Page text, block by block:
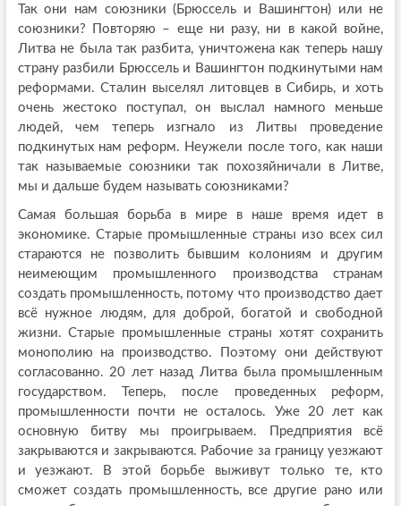
Так они нам союзники (Брюссель и Вашингтон) или не
союзники? Повторяю – еще ни разу, ни в какой войне,
Литва не была так разбита, уничтожена как теперь нашу
страну разбили Брюссель и Вашингтон подкинутыми нам
реформами. Сталин выселял литовцев в Сибирь, и хоть
очень жестоко поступал, он выслал намного меньше
людей, чем теперь изгнало из Литвы проведение
подкинутых нам реформ. Неужели после того, как наши
так называемые союзники так похозяйничали в Литве,
мы и дальше будем называть союзниками?
Самая большая борьба в мире в наше время идет в
экономике. Старые промышленные страны изо всех сил
стараются не позволить бывшим колониям и другим
неимеющим промышленного производства странам
создать промышленность, потому что производство дает
всё нужное людям, для доброй, богатой и свободной
жизни. Старые промышленные страны хотят сохранить
монополию на производство. Поэтому они действуют
согласованно. 20 лет назад Литва была промышленным
государством. Теперь, после проведенных реформ,
промышленности почти не осталось. Уже 20 лет как
основную битву мы проигрываем. Предприятия всё
закрываются и закрываются. Рабочие за границу уезжают
и уезжают. В этой борьбе выживут только те, кто
сможет создать промышленность, все другие рано или